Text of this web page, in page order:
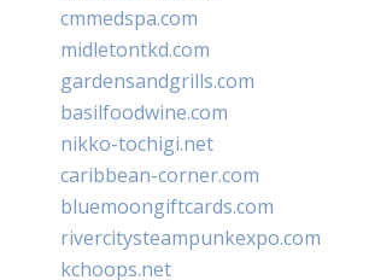
cmmedspa.com
midletontkd.com
gardensandgrills.com
basilfoodwine.com
nikko-tochigi.net
caribbean-corner.com
bluemoongiftcards.com
rivercitysteampunkexpo.com
kchoops.net